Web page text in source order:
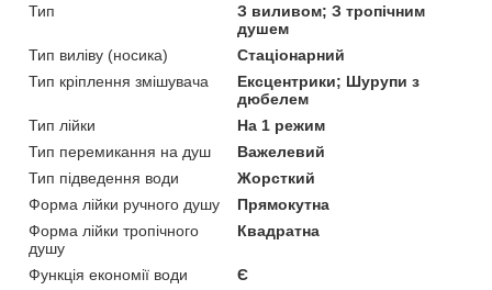
Тип
З виливом; З тропічним
душем
Тип виліву (носика)
Стаціонарний
Тип кріплення змішувача
Ексцентрики; Шурупи з
дюбелем
Тип лійки
На 1 режим
Тип перемикання на душ
Важелевий
Тип підведення води
Жорсткий
Форма лійки ручного душу
Прямокутна
Форма лійки тропічного
душу
Квадратна
Функція економії води
Є